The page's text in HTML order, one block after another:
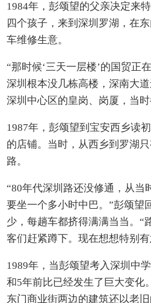
1984年，彭颂望的父亲决定来
四个孩子，来到深圳罗湖，在
车维修生意。
“那时候‘三天一层楼’的国贸正
深圳根本没几栋高楼，深南大
深圳中心区的皇岗、岗厦，当时
1987年，彭颂望到宝安西乡读
的店铺。当时，从西乡到罗湖
路。
“80年代深圳路还没修通，从当
要坐一个多小时中巴。”彭颂望
少，每趟车都挤得满满当当。“
客们赶紧蹲下。现在想想特别
1989年，当彭颂望考入深圳中
和5年前比已经发生了巨大变化
东门商业街两边的建筑还以老